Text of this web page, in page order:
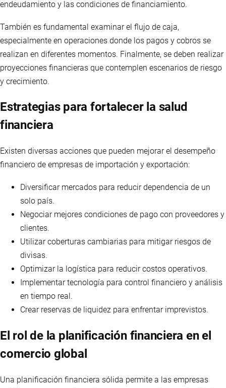
endeudamiento y las condiciones de financiamiento.
También es fundamental examinar el flujo de caja,
especialmente en operaciones donde los pagos y cobros se
realizan en diferentes momentos. Finalmente, se deben realizar
proyecciones financieras que contemplen escenarios de riesgo
y crecimiento.
Estrategias para fortalecer la salud
financiera
Existen diversas acciones que pueden mejorar el desempeño
financiero de empresas de importación y exportación:
Diversificar mercados para reducir dependencia de un
solo país.
Negociar mejores condiciones de pago con proveedores y
clientes.
Utilizar coberturas cambiarias para mitigar riesgos de
divisas.
Optimizar la logística para reducir costos operativos.
Implementar tecnología para control financiero y análisis
en tiempo real.
Crear reservas de liquidez para enfrentar imprevistos.
El rol de la planificación financiera en el
comercio global
Una planificación financiera sólida permite a las empresas